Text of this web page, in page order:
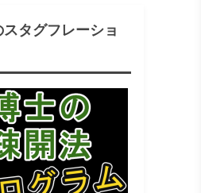
スタグフレーショ